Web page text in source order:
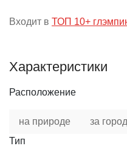
Входит в ТОП 10+
Характеристики
Расположение
на природе за
Тип